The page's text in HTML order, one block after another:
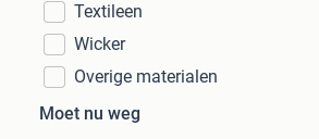
Textileen
Wicker
Overige materialen
Moet nu weg